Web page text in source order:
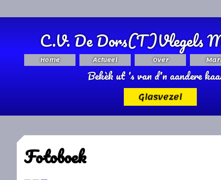
C.V. De Dors(T)Vlegels
Home Actueel Over
Bekèk ut 's van d'n aandere
Glasvezel
Fotoboek